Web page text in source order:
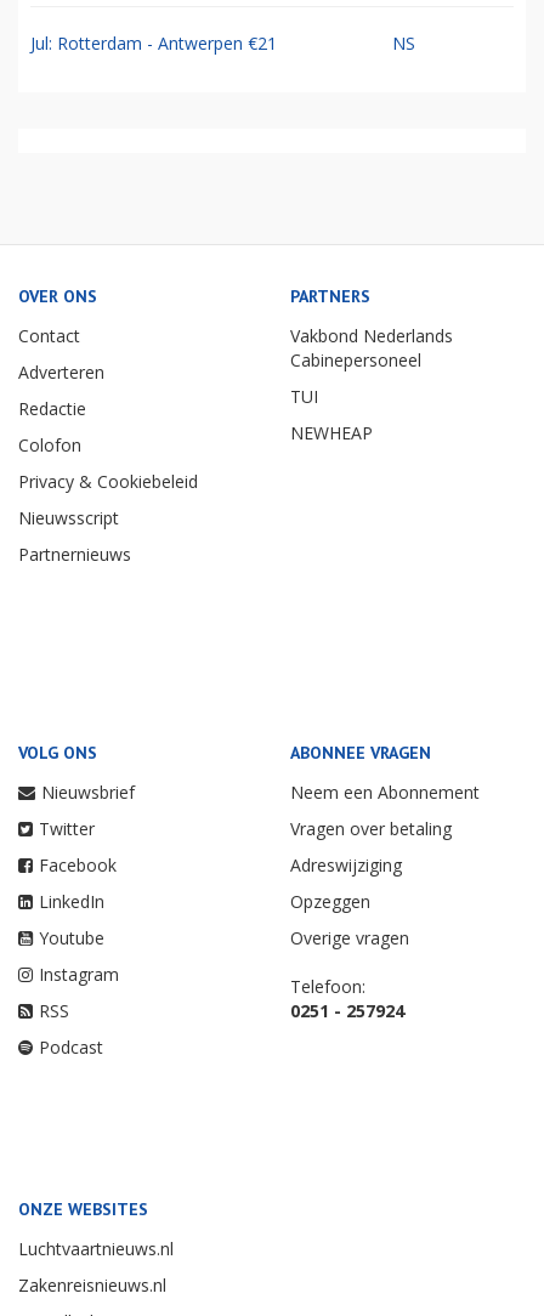
Jul: Rotterdam - Antwerpen €21 NS
OVER ONS
Contact
Adverteren
Redactie
Colofon
Privacy & Cookiebeleid
Nieuwsscript
Partnernieuws
PARTNERS
Vakbond Nederlands
Cabinepersoneel
TUI
NEWHEAP
VOLG ONS
Nieuwsbrief
Twitter
Facebook
LinkedIn
Youtube
Instagram
RSS
Podcast
ABONNEE VRAGEN
Neem een Abonnement
Vragen over betaling
Adreswijziging
Opzeggen
Overige vragen
Telefoon:
0251 - 257924
ONZE WEBSITES
Luchtvaartnieuws.nl
Zakenreisnieuws.nl